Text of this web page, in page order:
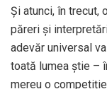
Și atunci, în trecut,
păreri și
adevăr universal
toată lumea știe –
mereu o